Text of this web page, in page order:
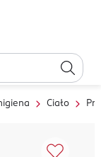
Ciało